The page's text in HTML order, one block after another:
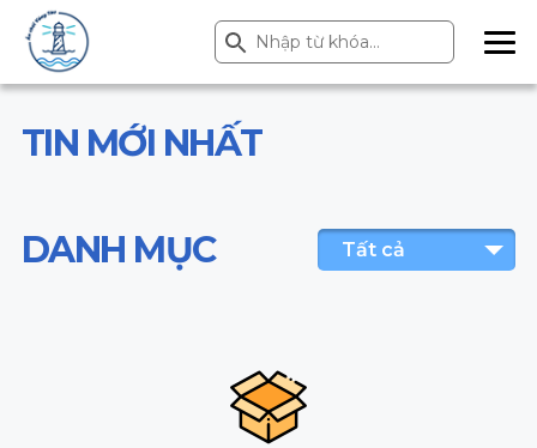
Search
for:
Search Button
ME
NU
TIN MỚI NHẤT
DANH MỤC Tất cả